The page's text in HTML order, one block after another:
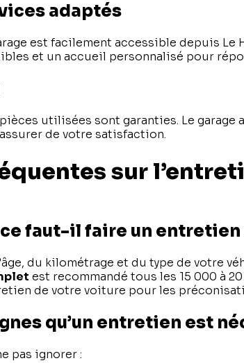
adaptés
est facilement accessible depuis Le
et un accueil personnalisé pour
utilisées sont garanties. Le garage
de votre satisfaction.
sur
faut-il faire un
du kilométrage et du type de votre
est recommandé tous les 15 000 à
de votre voiture pour les
qu’un entretien est
pas ignorer :